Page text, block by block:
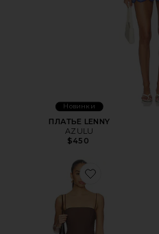
Новинки
ПЛАТЬЕ LENNY
AZULU
$450
Favorite ПЛАТЬЕ